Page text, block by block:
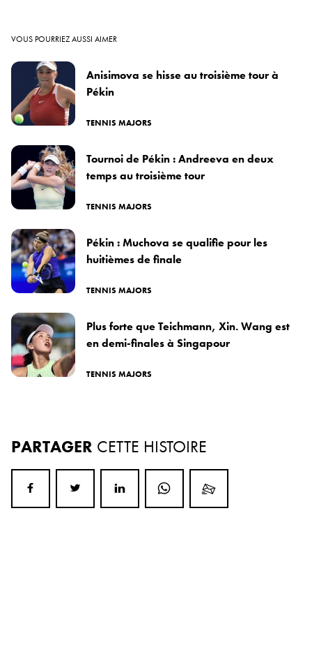
VOUS POURRIEZ AUSSI AIMER
Anisimova se hisse au troisième tour à
Pékin
TENNIS MAJORS
Tournoi de Pékin : Andreeva en deux
temps au troisième tour
TENNIS MAJORS
Pékin : Muchova se qualifie pour les
huitièmes de finale
TENNIS MAJORS
Plus forte que Teichmann, Xin. Wang est
en demi-finales à Singapour
TENNIS MAJORS
PARTAGER CETTE HISTOIRE